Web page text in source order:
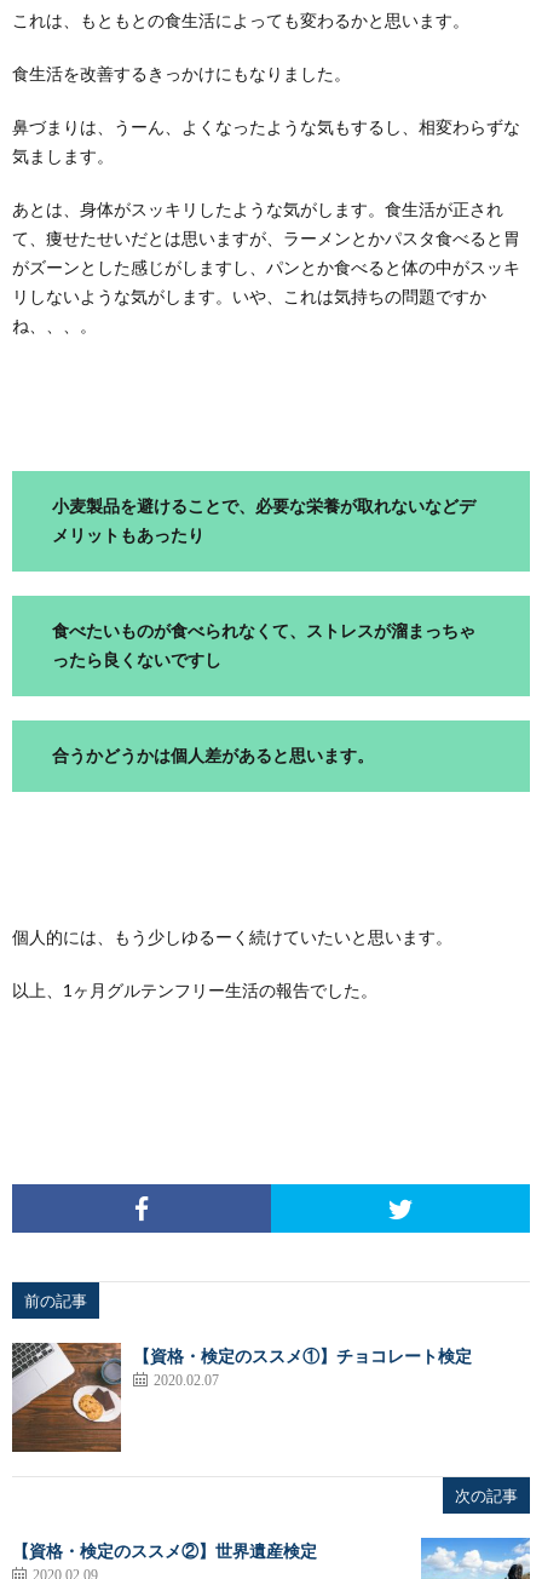
これは、もともとの食生活によっても変わるかと思います。
食生活を改善するきっかけにもなりました。
鼻づまりは、うーん、よくなったような気もするし、相変わらずな
気まします。
あとは、身体がスッキリしたような気がします。食生活が正され
て、痩せたせいだとは思いますが、ラーメンとかパスタ食べると胃
がズーンとした感じがしますし、パンとか食べると体の中がスッキ
リしないような気がします。いや、これは気持ちの問題ですか
ね、、、。
小麦製品を避けることで、必要な栄養が取れないなどデ
メリットもあったり
食べたいものが食べられなくて、ストレスが溜まっちゃ
ったら良くないですし
合うかどうかは個人差があると思います。
個人的には、もう少しゆるーく続けていたいと思います。
以上、1ヶ月グルテンフリー生活の報告でした。
前の記事
【資格・検定のススメ①】チョコレート検定
2020.02.07
次の記事
【資格・検定のススメ②】世界遺産検定
2020.02.09